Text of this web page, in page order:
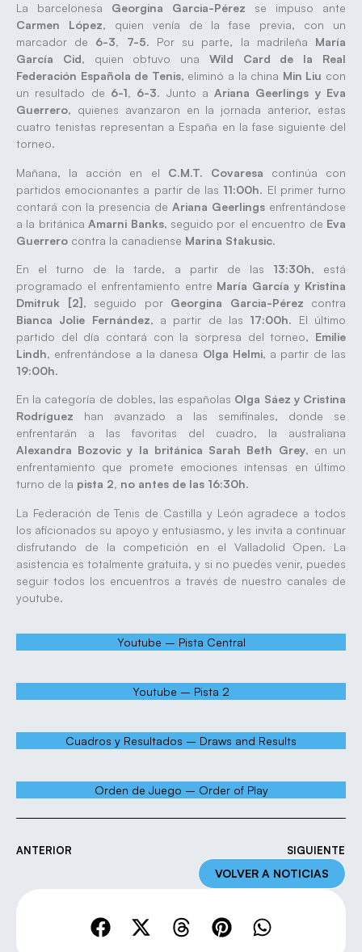
La barcelonesa Georgina Garcia-Pérez se impuso ante
Carmen López, quien venía de la fase previa, con un
marcador de 6-3, 7-5. Por su parte, la madrileña María
García Cid, quien obtuvo una Wild Card de la Real
Federación Española de Tenis, eliminó a la china Min Liu con
un resultado de 6-1, 6-3. Junto a Ariana Geerlings y Eva
Guerrero, quienes avanzaron en la jornada anterior, estas
cuatro tenistas representan a España en la fase siguiente del
torneo.
Mañana, la acción en el C.M.T. Covaresa continúa con
partidos emocionantes a partir de las 11:00h. El primer turno
contará con la presencia de Ariana Geerlings enfrentándose
a la británicaAmarni Banks, seguido por el encuentro de Eva
Guerrero contra la canadiense Marina Stakusic.
En el turno de la tarde, a partir de las 13:30h, está
programado el enfrentamiento entre María García y Kristina
Dmitruk [2] , seguido por Georgina Garcia-Pérez contra
Bianca Jolie Fernández, a partir de las 17:00h. El último
partido del día contará con la sorpresa del torneo, Emilie
Lindh, enfrentándose a la danesa Olga Helmi, a partir de las
19:00h.
En la categoría de dobles, las españolas Olga Sáez y Cristina
Rodríguez han avanzado a las semifinales, donde se
enfrentarán a las favoritas del cuadro, la australiana
Alexandra Bozovic y la británica Sarah Beth Grey, en un
enfrentamiento que promete emociones intensas en último
turno de la pista 2, no antes de las 16:30h.
La Federación de Tenis de Castilla y León agradece a todos
los aficionados su apoyo y entusiasmo, y les invita a continuar
disfrutando de la competición en el Valladolid Open. La
asistencia es totalmente gratuita, y si no puedes venir, puedes
seguir todos los encuentros a través de nuestro canales de
youtube.
Youtube – Pista Central
Youtube – Pista 2
Cuadros y Resultados – Draws and Results
Orden de Juego – Order of Play
ANTERIOR SIGUIENTE
VOLVER A NOTICIAS